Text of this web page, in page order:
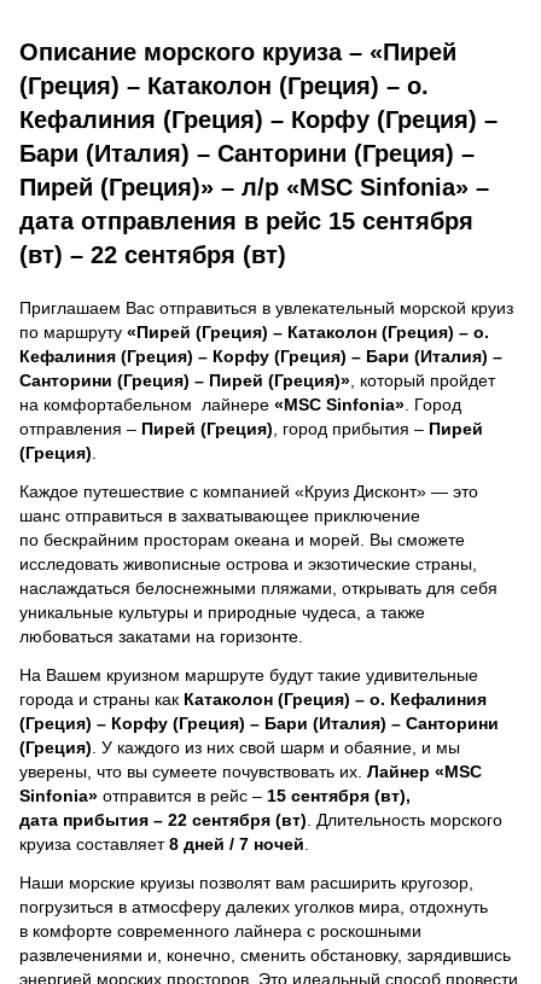
Описание морского круиза – «Пирей
(Греция) – Катаколон (Греция) – о.
Кефалиния (Греция) – Корфу (Греция) –
Бари (Италия) – Санторини (Греция) –
Пирей (Греция)» – л/р «MSC Sinfonia» –
дата отправления в рейс 15 сентября
(вт) – 22 сентября (вт)
Приглашаем Вас отправиться в увлекательный морской круиз
по маршруту «Пирей (Греция) – Катаколон (Греция) – о.
Кефалиния (Греция) – Корфу (Греция) – Бари (Италия) –
Санторини (Греция) – Пирей (Греция)» , который пройдет
на комфортабельном лайнере «MSC Sinfonia» . Город
отправления – Пирей (Греция) , город прибытия – Пирей
(Греция)
Каждое путешествие с компанией «Круиз Дисконт» — это
шанс отправиться в захватывающее приключение
по бескрайним просторам океана и морей. Вы сможете
исследовать живописные острова и экзотические страны,
наслаждаться белоснежными пляжами, открывать для себя
уникальные культуры и природные чудеса, а также
любоваться закатами на горизонте.
На Вашем круизном маршруте будут такие удивительные
города и страны как Катаколон (Греция) – о. Кефалиния
(Греция) – Корфу (Греция) – Бари (Италия) – Санторини
(Греция) . У каждого из них свой шарм и обаяние, и мы
уверены, что вы сумеете почувствовать их. Лайнер «MSC
Sinfonia» отправится в рейс – 15 сентября (вт),
дата прибытия – 22 сентября (вт) . Длительность морского
круиза составляет8 дней / 7 ночей
Наши морские круизы позволят вам расширить кругозор,
погрузиться в атмосферу далеких уголков мира, отдохнуть
в комфорте современного лайнера с роскошными
развлечениями и, конечно, сменить обстановку, зарядившись
энергией морских просторов. Это идеальный способ провести